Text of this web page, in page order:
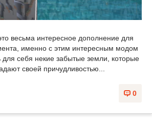
весьма интересное дополнение для
именно с этим интересным модом
для себя некие забытые земли, которые
своей причудливостью...
0